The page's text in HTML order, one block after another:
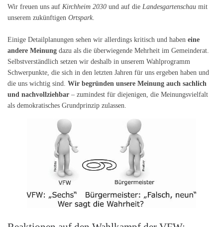
Wir freuen uns auf Kirchheim 2030 und auf die Landesgartenschau mit
unserem zukünftigen Ortspark.
Einige Detailplanungen sehen wir allerdings kritisch und haben eine
andere Meinung dazu als die überwiegende Mehrheit im Gemeinderat.
Selbstverständlich setzen wir deshalb in unserem Wahlprogramm
Schwerpunkte, die sich in den letzten Jahren für uns ergeben haben und
die uns wichtig sind. Wir begründen unsere Meinung auch sachlich
und nachvollziehbar – zumindest für diejenigen, die Meinungsvielfalt
als demokratisches Grundprinzip zulassen.